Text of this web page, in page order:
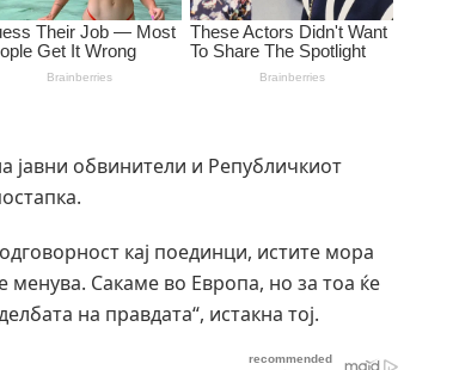
јавни обвинители и Републичкиот
кај поединци, истите мора
Сакаме во Европа, но за тоа ќе
на правдата“, истакна тој.